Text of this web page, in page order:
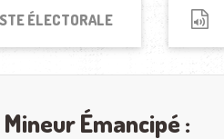
ÉLECTORALE
Émancipé :